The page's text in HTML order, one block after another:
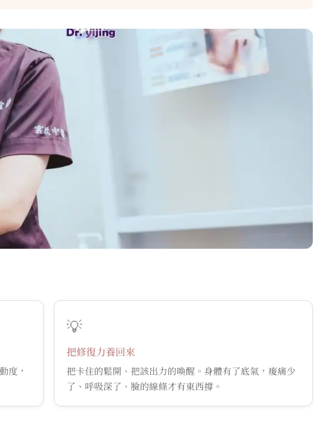
度，
💡
把修復力養回來
把卡住的鬆開、把該出力的喚醒。身體有了底氣，痠痛少
了、呼吸深了、臉的線條才有東西撐。